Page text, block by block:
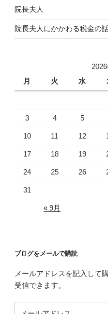
院長夫人
院長夫人にかかわる税金の
月
火 水
3 4 5
10 11 12
17 18 19
24 25 26
31
« 9月
ブログをメールで購読
メールアドレスを記入して
受信できます。